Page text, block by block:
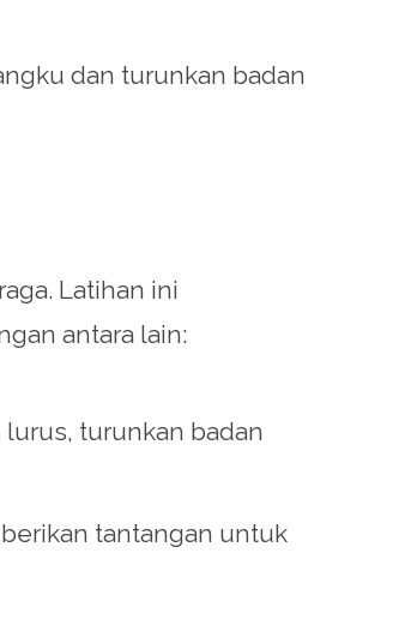
dan turunkan badan
Latihan ini
antara lain:
turunkan badan
tantangan untuk